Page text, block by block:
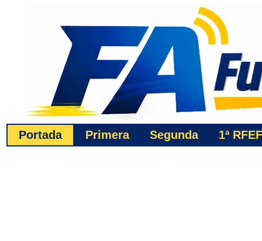
Portada Primera Segunda 1ªRFEF